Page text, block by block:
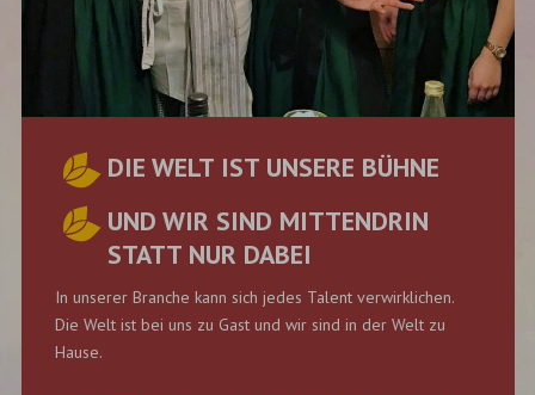
DIE WELT IST UNSERE BÜHNE
UND WIR SIND MITTENDRIN
STATT NUR DABEI
In unserer Branche kann sich jedes Talent verwirklichen.
Die Welt ist bei uns zu Gast und wir sind in der Welt zu
Hause.